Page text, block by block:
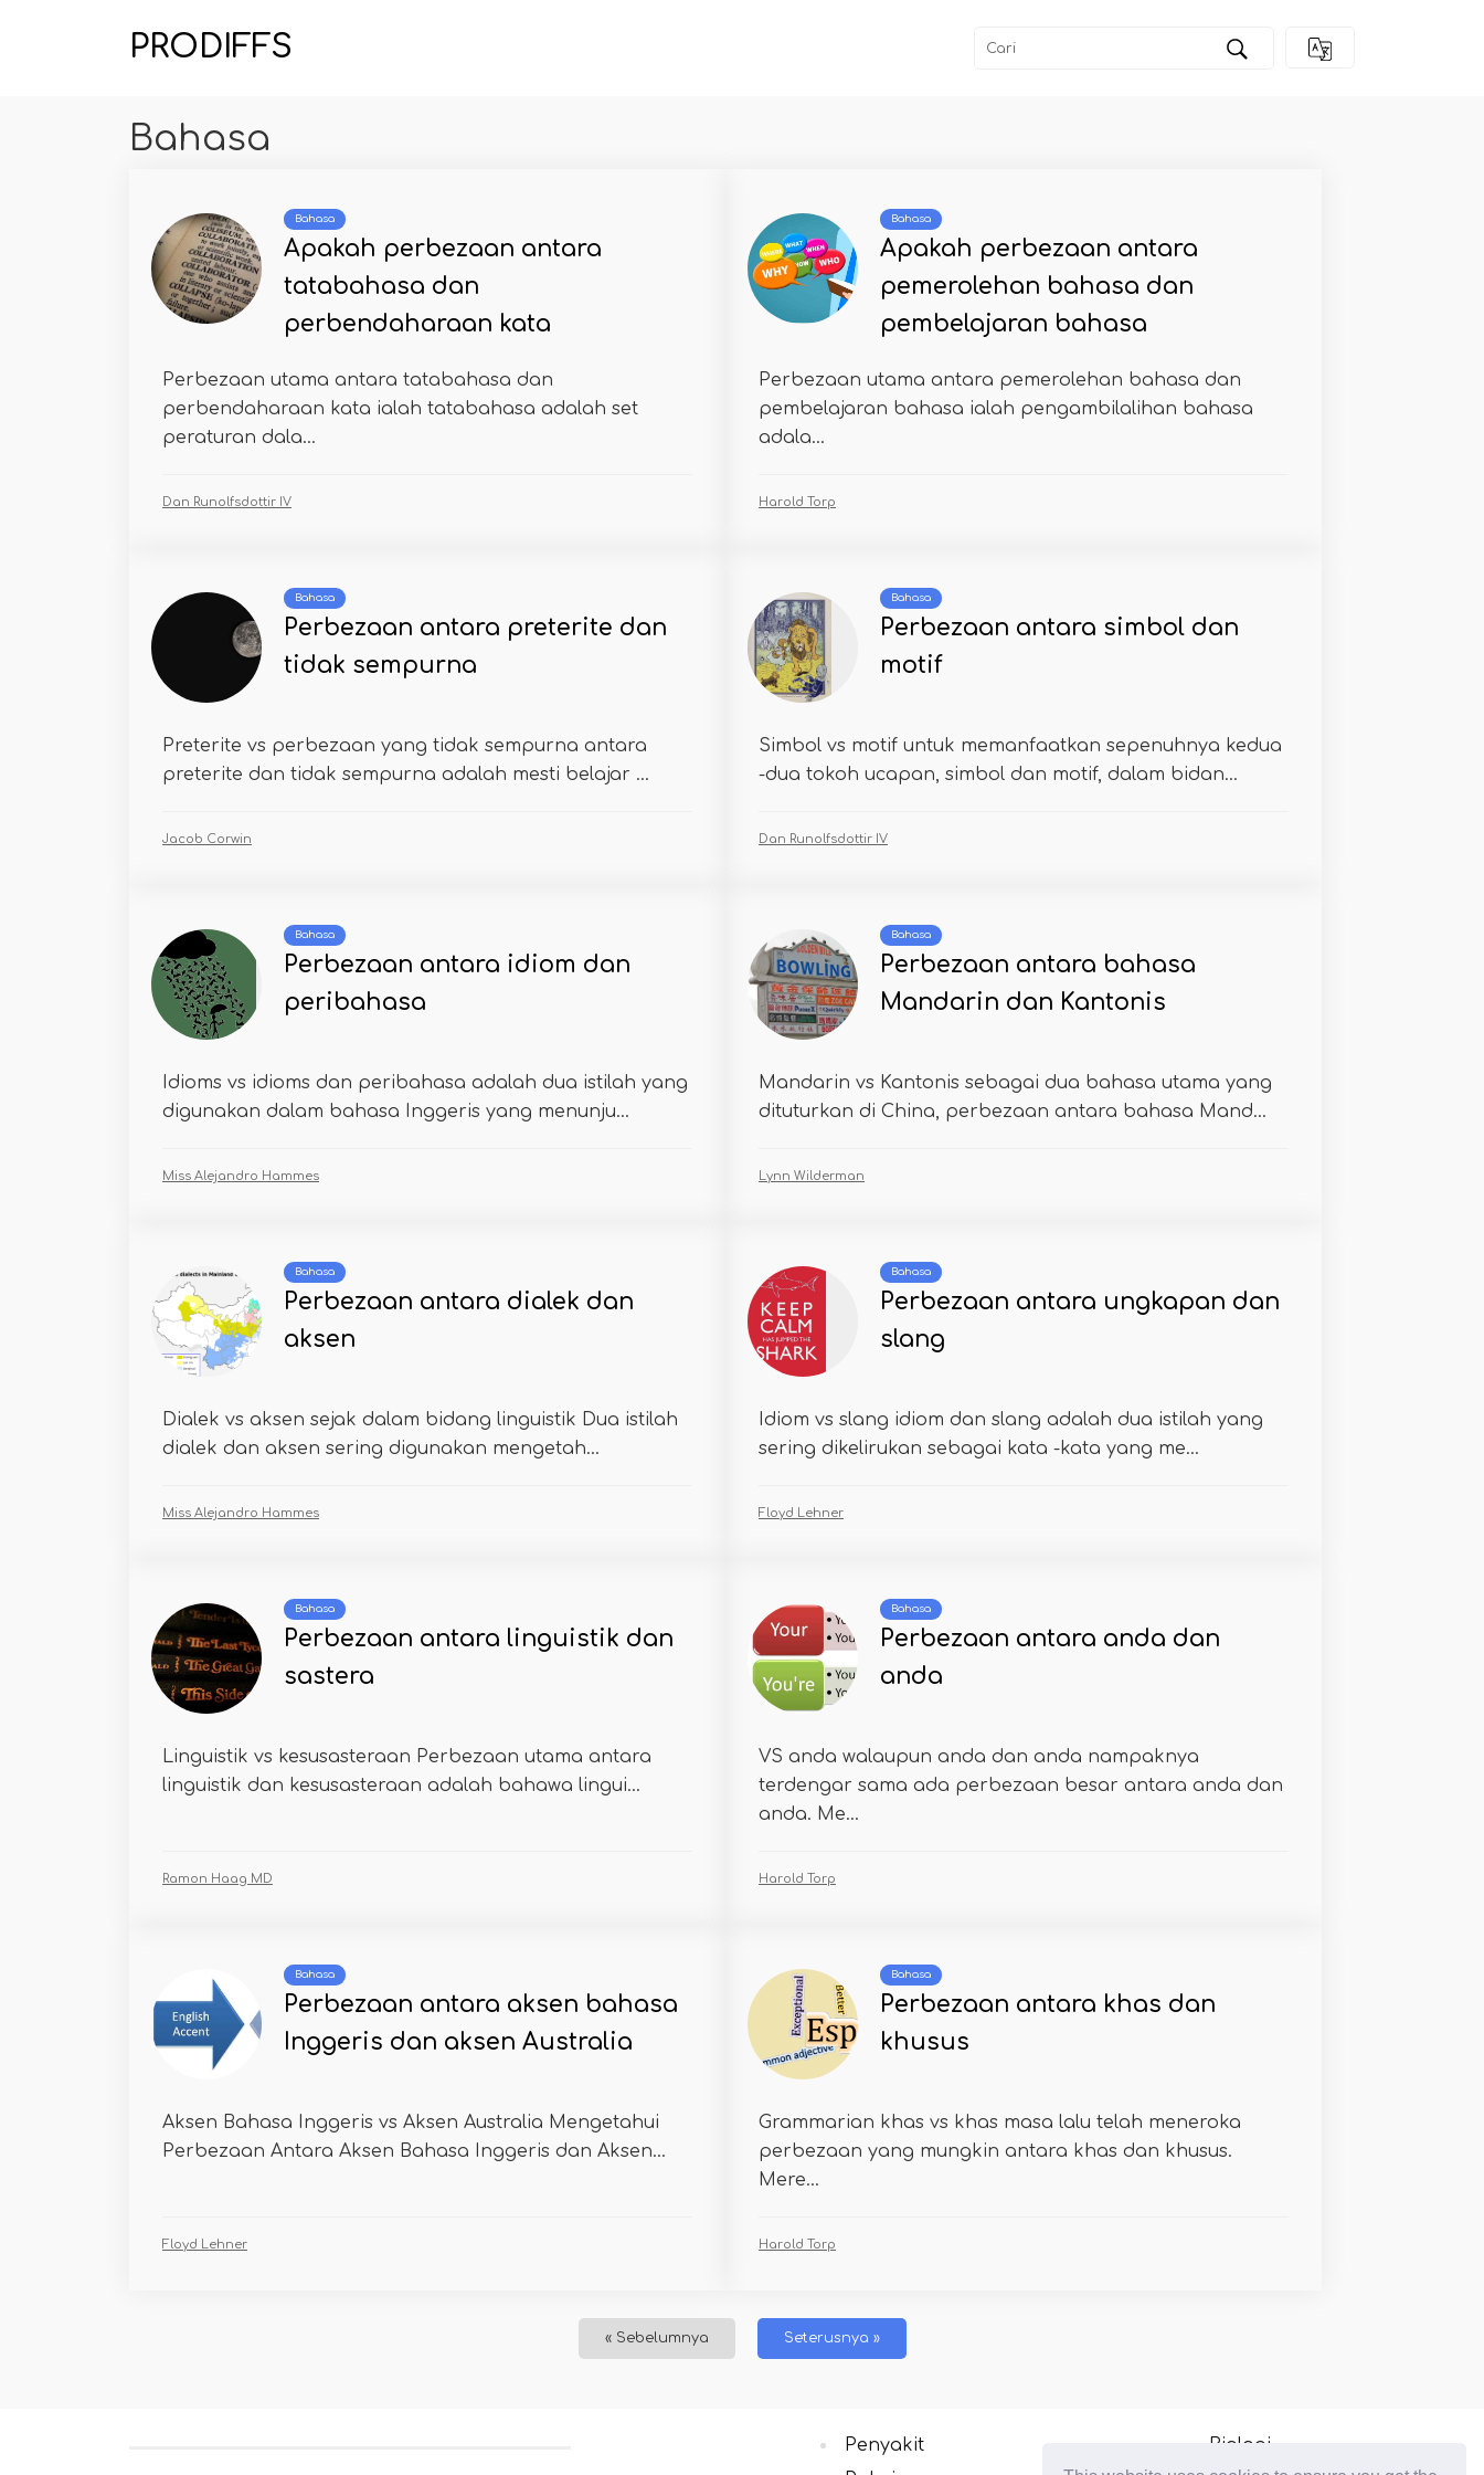
PRODIFFS
Bahasa
Bahasa
Apakah perbezaan antara
tatabahasa dan
perbendaharaan kata
Perbezaan utama antara tatabahasa dan
perbendaharaan kata ialah tatabahasa adalah set
peraturan dala...
Dan Runolfsdottir IV
Bahasa
Apakah perbezaan antara
pemerolehan bahasa dan
pembelajaran bahasa
Perbezaan utama antara pemerolehan bahasa dan
pembelajaran bahasa ialah pengambilalihan bahasa
adala...
Harold Torp
Bahasa
Perbezaan antara preterite dan
tidak sempurna
Preterite vs perbezaan yang tidak sempurna antara
preterite dan tidak sempurna adalah mesti belajar ...
Jacob Corwin
Bahasa
Perbezaan antara simbol dan
motif
Simbol vs motif untuk memanfaatkan sepenuhnya kedua
-dua tokoh ucapan, simbol dan motif, dalam bidan...
Dan Runolfsdottir IV
Bahasa
Perbezaan antara idiom dan
peribahasa
Idioms vs idioms dan peribahasa adalah dua istilah yang
digunakan dalam bahasa Inggeris yang menunju...
Miss Alejandro Hammes
Bahasa
Perbezaan antara bahasa
Mandarin dan Kantonis
Mandarin vs Kantonis sebagai dua bahasa utama yang
dituturkan di China, perbezaan antara bahasa Mand...
Lynn Wilderman
Bahasa
Perbezaan antara dialek dan
aksen
Dialek vs aksen sejak dalam bidang linguistik Dua istilah
dialek dan aksen sering digunakan mengetah...
Miss Alejandro Hammes
Bahasa
Perbezaan antara ungkapan dan
slang
Idiom vs slang idiom dan slang adalah dua istilah yang
sering dikelirukan sebagai kata -kata yang me...
Floyd Lehner
Bahasa
Perbezaan antara linguistik dan
sastera
Linguistik vs kesusasteraan Perbezaan utama antara
linguistik dan kesusasteraan adalah bahawa lingui...
Ramon Haag MD
Bahasa
Perbezaan antara anda dan
anda
VS anda walaupun anda dan anda nampaknya
terdengar sama ada perbezaan besar antara anda dan
anda. Me...
Harold Torp
Bahasa
Perbezaan antara aksen bahasa
Inggeris dan aksen Australia
Aksen Bahasa Inggeris vs Aksen Australia Mengetahui
Perbezaan Antara Aksen Bahasa Inggeris dan Aksen...
Floyd Lehner
Bahasa
Perbezaan antara khas dan
khusus
Grammarian khas vs khas masa lalu telah meneroka
perbezaan yang mungkin antara khas dan khusus.
Mere...
Harold Torp
« Sebelumnya Seterusnya »
Penyakit
Biologi